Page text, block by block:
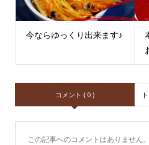
今ならゆっくり出来ます♪
コメント ( 0 )
この記事へのコメントはありません。